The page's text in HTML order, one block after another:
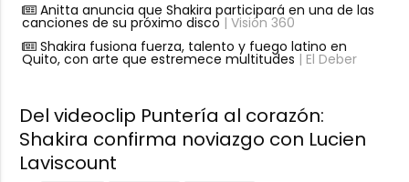
Anitta anuncia que Shakira participará en una de las
canciones de su próximo disco | Visión 360
Shakira fusiona fuerza, talento y fuego latino en
Quito, con arte que estremece multitudes | El Deber
Del videoclip Puntería al corazón:
Shakira confirma noviazgo con Lucien
Laviscount